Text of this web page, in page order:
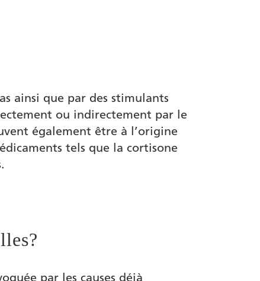
ainsi que par des stimulants
ou indirectement par le
également être à l’origine
tels que la cortisone
par les causes déjà